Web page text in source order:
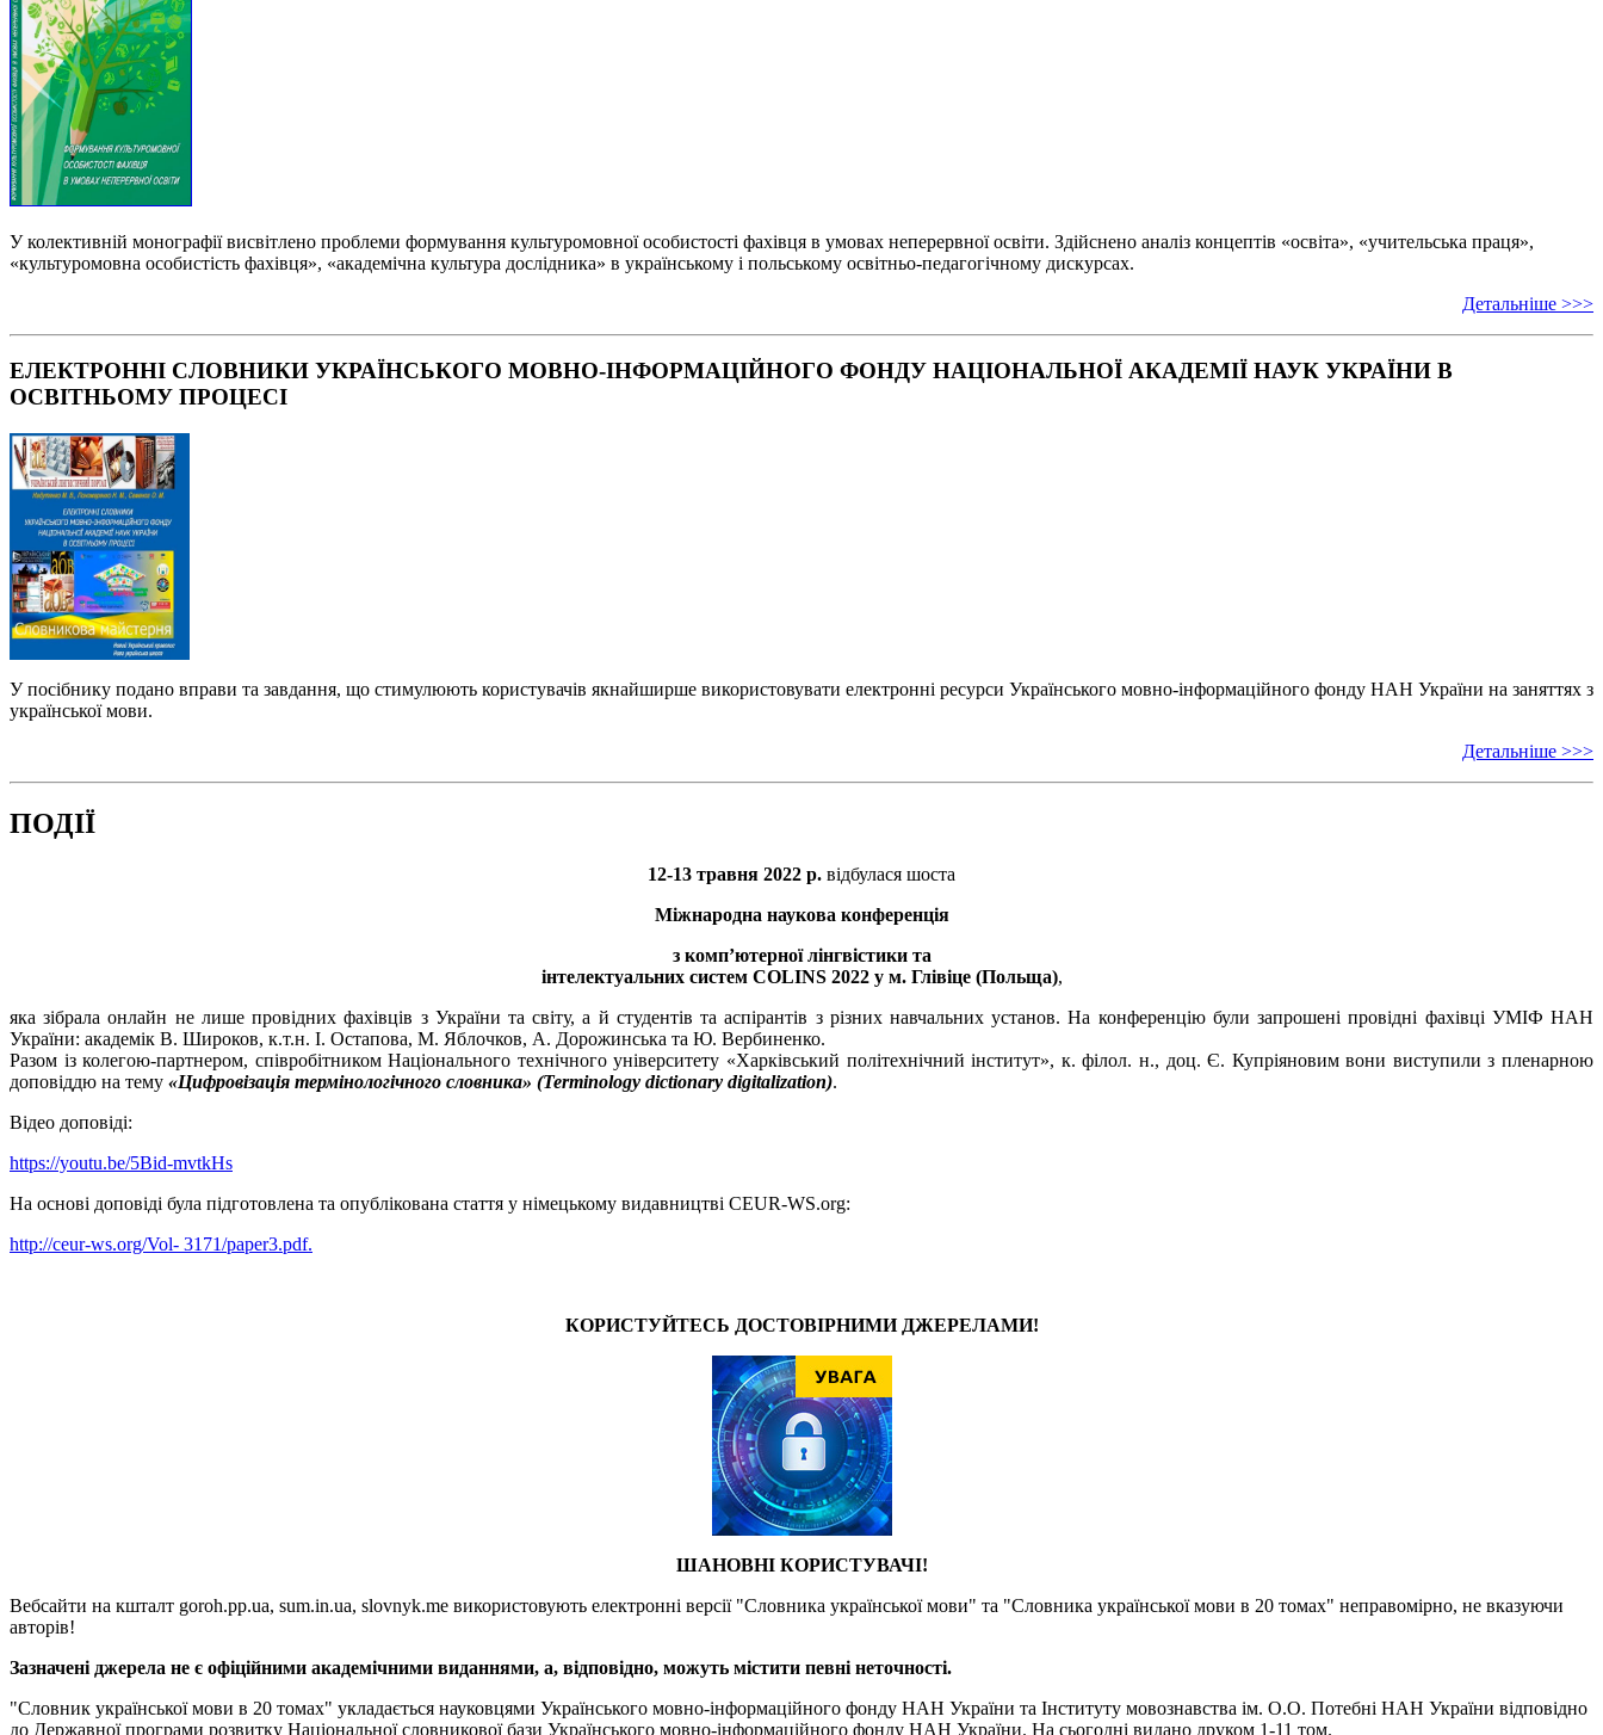
У колективній монографії висвітлено проблеми формування культуромовної особистості фахівця в умовах неперервної освіти. Здійснено аналіз концептів «освіта», «учительська праця»,
«культуромовна особистість фахівця», «академічна культура дослідника» в українському і польському освітньо-педагогічному дискурсах.
Детальніше >>>
ЕЛЕКТРОННІ СЛОВНИКИ УКРАЇНСЬКОГО МОВНО-ІНФОРМАЦІЙНОГО ФОНДУ НАЦІОНАЛЬНОЇ АКАДЕМІЇ НАУК УКРАЇНИ В
ОСВІТНЬОМУ ПРОЦЕСІ
У посібнику подано вправи та завдання, що стимулюють користувачів якнайширше використовувати електронні ресурси Українського мовно-інформаційного фонду НАН України на заняттях з
української мови.
Детальніше >>>
ПОДІЇ
12-13 травня 2022 р. відбулася шоста
Міжнародна наукова конференція
з комп’ютерної лінгвістики та
інтелектуальних систем COLINS 2022 у м. Глівіце (Польща),
яка зібрала онлайн не лише провідних фахівців з України та світу, а й студентів та аспірантів з різних навчальних установ. На конференцію були запрошені провідні фахівці УМІФ НАН
України: академік В. Широков, к.т.н. І. Остапова, М. Яблочков, А. Дорожинська та Ю. Вербиненко.
Разом із колегою-партнером, співробітником Національного технічного університету «Харківський політехнічний інститут», к. філол. н., доц. Є. Купріяновим вони виступили з пленарною
доповіддю на тему «Цифровізація термінологічного словника» (Terminology dictionary digitalization).
Відео доповіді:
https://youtu.be/5Bid-mvtkHs
На основі доповіді була підготовлена та опублікована стаття у німецькому видавництві CEUR-WS.org:
http://ceur-ws.org/Vol- 3171/paper3.pdf.
КОРИСТУЙТЕСЬ ДОСТОВІРНИМИ ДЖЕРЕЛАМИ!
ШАНОВНІ КОРИСТУВАЧІ!
Вебсайти на кшталт goroh.pp.ua, sum.in.ua, slovnyk.me використовують електронні версії "Словника української мови" та "Словника української мови в 20 томах" неправомірно, не вказуючи
авторів!
Зазначені джерела не є офіційними академічними виданнями, а, відповідно, можуть містити певні неточності.
"Словник української мови в 20 томах" укладається науковцями Українського мовно-інформаційного фонду НАН України та Інституту мовознавства ім. О.О. Потебні НАН України відповідно
до Державної програми розвитку Національної словникової бази Українського мовно-інформаційного фонду НАН України. На сьогодні видано друком 1-11 том.